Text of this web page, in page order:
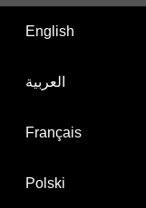
English
العربية
Français
Polski